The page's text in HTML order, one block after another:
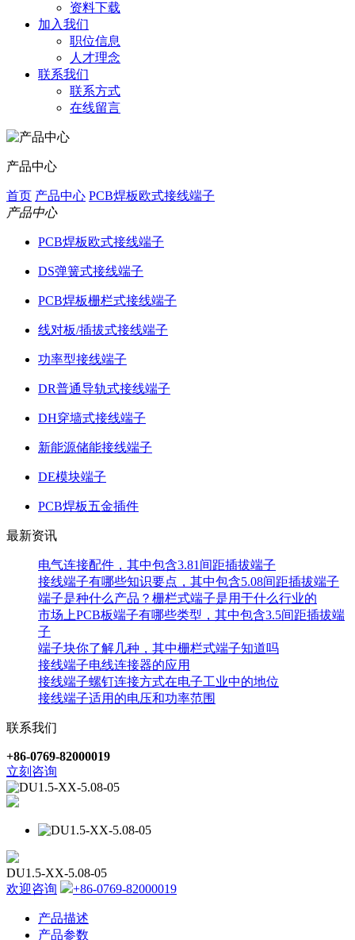
资料下载
加入我们
职位信息
人才理念
联系我们
联系方式
在线留言
产品中心
首页 产品中心 PCB焊板欧式接线端子
产品中心
PCB焊板欧式接线端子
DS弹簧式接线端子
PCB焊板栅栏式接线端子
线对板/插拔式接线端子
功率型接线端子
DR普通导轨式接线端子
DH穿墙式接线端子
新能源储能接线端子
DE模块端子
PCB焊板五金插件
最新资讯
电气连接配件，其中包含3.81间距插拔端子
接线端子有哪些知识要点，其中包含5.08间距插拔端子
端子是种什么产品？栅栏式端子是用于什么行业的
市场上PCB板端子有哪些类型，其中包含3.5间距插拔端
子
端子块你了解几种，其中栅栏式端子知道吗
接线端子电线连接器的应用
接线端子螺钉连接方式在电子工业中的地位
接线端子适用的电压和功率范围
联系我们
+86-0769-82000019
立刻咨询
DU1.5-XX-5.08-05
欢迎咨询
+86-0769-82000019
产品描述
产品参数